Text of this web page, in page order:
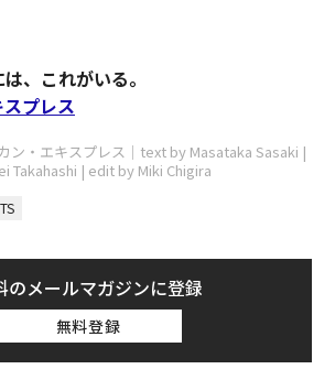
、これがいる。
プレス
ン・エキスプレス│text by Masataka Sasaki |
Takahashi | edit by Miki Chigira
のメールマガジンに登録
無料登録